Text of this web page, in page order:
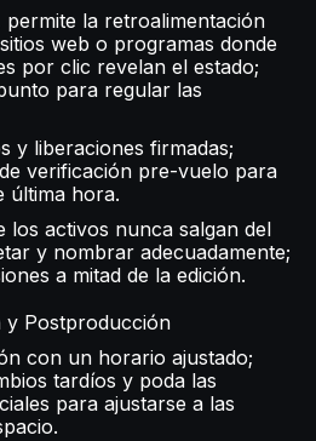
permite la retroalimentación
web o programas donde
por clic revelan el estado;
para regular las
y liberaciones firmadas;
verificación pre-vuelo para
última hora.
los activos nunca salgan del
y nombrar adecuadamente;
a mitad de la edición.
y Postproducción
con un horario ajustado;
tardíos y poda las
para ajustarse a las